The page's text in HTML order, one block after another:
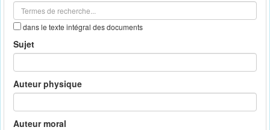
dans le texte intégral des documents
Sujet
Auteur physique
Auteur moral